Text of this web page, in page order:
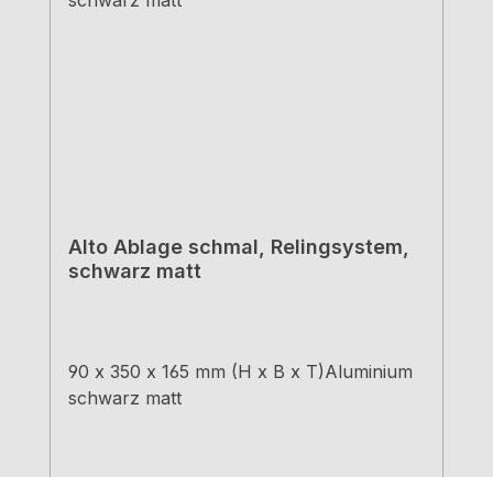
Alto Ablage schmal, Relingsystem,
schwarz matt
90 x 350 x 165 mm (H x B x T)Aluminium
schwarz matt